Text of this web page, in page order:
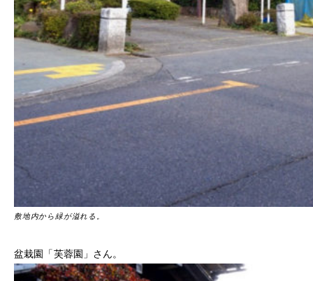
敷地内から緑が溢れる。
盆栽園「芙蓉園」さん。